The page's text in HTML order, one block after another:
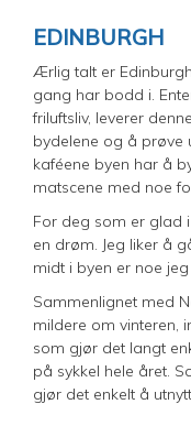
EDINBURGH
Ærlig talt er
gang har bodd i.
friluftsliv, leverer
bydelene og å prøve
kaféene byen har å
matscene med noe
For deg som er glad
en drøm. Jeg liker å
midt i byen er noe
Sammenlignet med
mildere om vinteren,
som gjør det langt
på sykkel hele året.
gjør det enkelt å